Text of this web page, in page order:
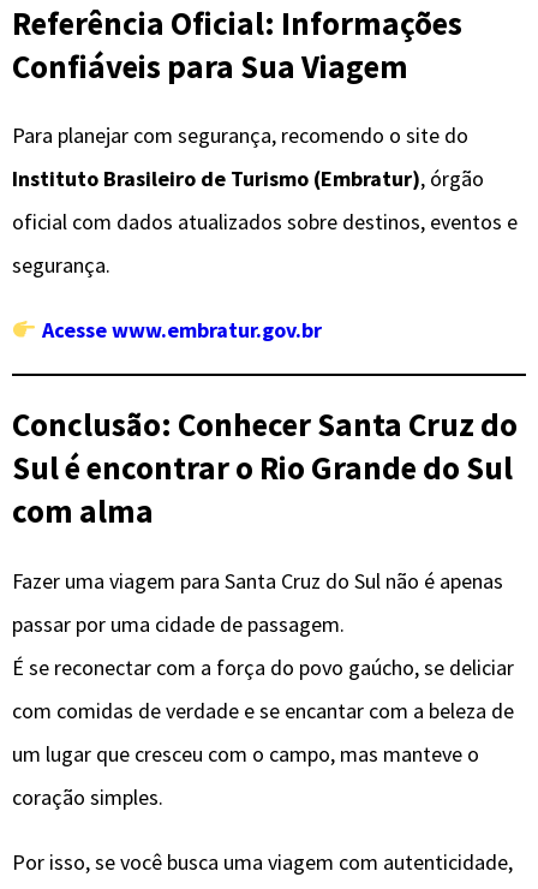
Referência Oficial: Informações
Confiáveis para Sua Viagem
Para planejar com segurança, recomendo o site do
Instituto Brasileiro de Turismo (Embratur), órgão
oficial com dados atualizados sobre destinos, eventos e
segurança.
Acesse www.embratur.gov.br
Conclusão: Conhecer Santa Cruz do
Sul é encontrar o Rio Grande do Sul
com alma
Fazer uma viagem para Santa Cruz do Sul não é apenas
passar por uma cidade de passagem.
É se reconectar com a força do povo gaúcho, se deliciar
com comidas de verdade e se encantar com a beleza de
um lugar que cresceu com o campo, mas manteve o
coração simples.
Por isso, se você busca uma viagem com autenticidade,